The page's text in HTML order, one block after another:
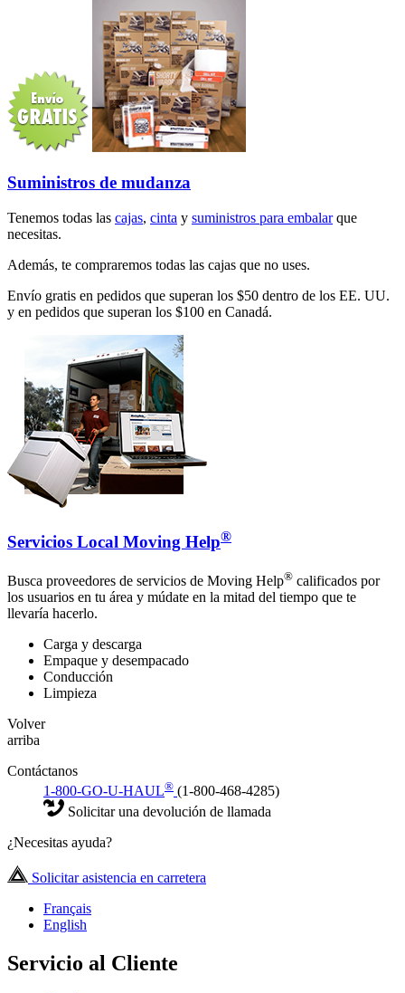
Suministros de mudanza
Tenemos todas las cajas, cinta y suministros para embalarque
necesitas.
Además, te compraremos todas las cajas que no uses.
Envío gratis en pedidos que superan los $50 dentro de los EE. UU.
y en pedidos que superan los $100 en Canadá.
Servicios Local Moving Help®
Busca proveedores de servicios de Moving Help® calificados por
los usuarios en tu área y múdate en la mitad del tiempo que te
llevaría hacerlo.
Carga y descarga
Empaque y desempacado
Conducción
Limpieza
Volver
arriba
Contáctanos
1-800-GO-U-HAUL® (1-800-468-4285)
Solicitar una devolución de llamada
¿Necesitas ayuda?
Solicitar asistencia en carretera
Français
English
Servicio al Cliente